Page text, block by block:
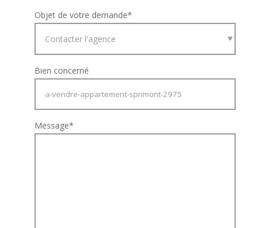
Objet de votre demande*
Bien concerné
Message*